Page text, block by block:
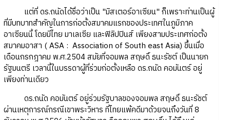
แต่ที่ ดร.ถนัดได้ชื่อว่าเป็น "มิสเตอร์อาเซียน" ก็เพราะท่านเป็นผู้
ที่มีบทบาทสำคัญในการก่อตั้งสมาคมแรกของประเทศในภูมิภาค
อาเซียนนี้ โดยมีไทย มาเลเซีย และฟิลิปปินส์ เพียงสามประเทศก่อตั้ง
สมาคมอาสา ( ASA : Association of South east Asia) ขึ้นเมื่อ
เดือนกรกฎาคม พ.ศ.2504 สมัยที่จอมพล สฤษดิ์ ธนะรัชต์ เป็นนายก
รัฐมนตรี เวลานี้ในบรรดาผู้ที่ร่วมก่อตั้งเหลือ ดร.ถนัด คอมันตร์ อยู่
เพียงท่านเดียว
ดร.ถนัด คอมันตร์ อยู่ร่วมรัฐบาลของจอมพล สฤษดิ์ ธนะรัชต์
ผ่านเหตุการณ์กรณีเขาพระวิหาร ที่ไทยแพ้คดีมาด้วยจนถึงวันที่ 8